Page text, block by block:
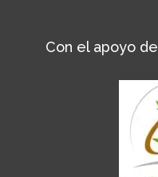
Con el apoyo de